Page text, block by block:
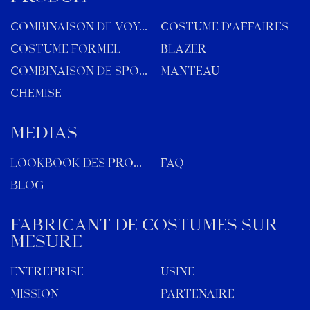
COMBINAISON DE VOYAGE
COSTUME D'AFFAIRES
COSTUME FORMEL
BLAZER
COMBINAISON DE SPORT
MANTEAU
CHEMISE
MÉDIAS
Lookbook des produits
FAQ
Blog
Fabricant de costumes sur
mesure
Entreprise
Usine
Mission
Partenaire